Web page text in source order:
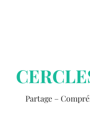
Partage –